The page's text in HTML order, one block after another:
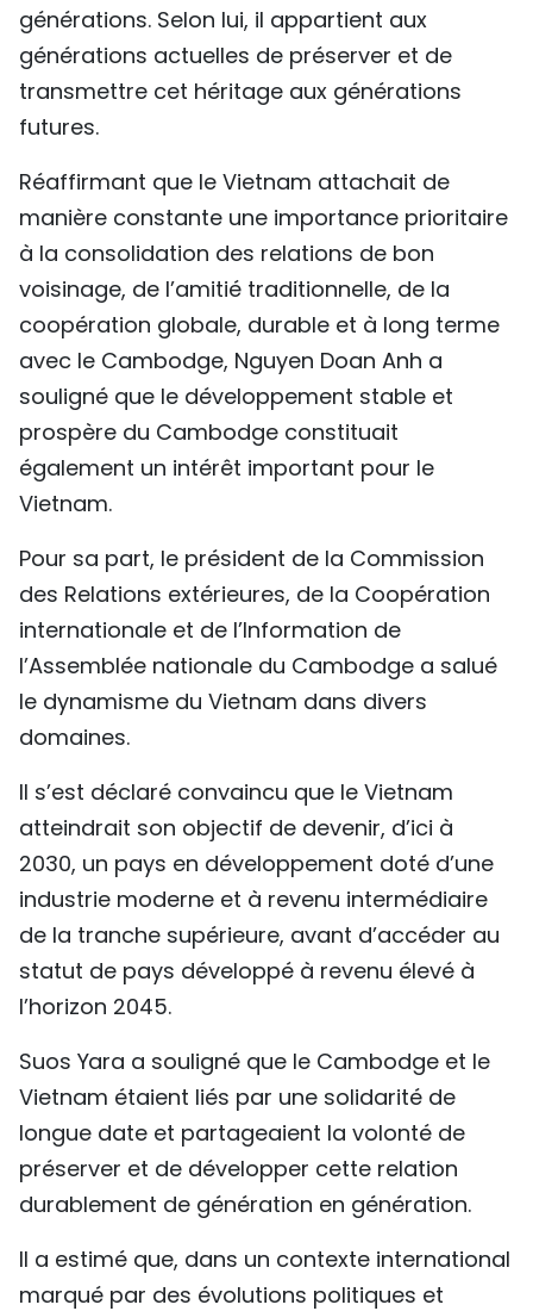
générations. Selon lui, il appartient aux
générations actuelles de préserver et de
transmettre cet héritage aux générations
futures.
Réaffirmant que le Vietnam attachait de
manière constante une importance prioritaire
à la consolidation des relations de bon
voisinage, de l’amitié traditionnelle, de la
coopération globale, durable et à long terme
avec le Cambodge, Nguyen Doan Anh a
souligné que le développement stable et
prospère du Cambodge constituait
également un intérêt important pour le
Vietnam.
Pour sa part, le président de la Commission
des Relations extérieures, de la Coopération
internationale et de l’Information de
l’Assemblée nationale du Cambodge a salué
le dynamisme du Vietnam dans divers
domaines.
Il s’est déclaré convaincu que le Vietnam
atteindrait son objectif de devenir, d’ici à
2030, un pays en développement doté d’une
industrie moderne et à revenu intermédiaire
de la tranche supérieure, avant d’accéder au
statut de pays développé à revenu élevé à
l’horizon 2045.
Suos Yara a souligné que le Cambodge et le
Vietnam étaient liés par une solidarité de
longue date et partageaient la volonté de
préserver et de développer cette relation
durablement de génération en génération.
Il a estimé que, dans un contexte international
marqué par des évolutions politiques et